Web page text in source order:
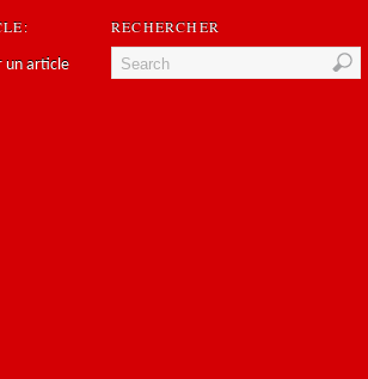
un article
RECHERCHER